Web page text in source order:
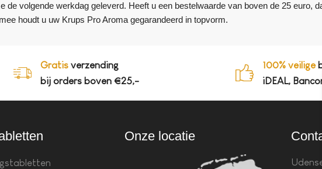
de volgende werkdag geleverd. Heeft u een bestelwaarde van boven de 25 euro,
houdt u uw Krups Pro Aroma gegarandeerd in topvorm.
Gratis verzending
bij orders boven €25,-
100% veilige
iDEAL,
Onze locatie